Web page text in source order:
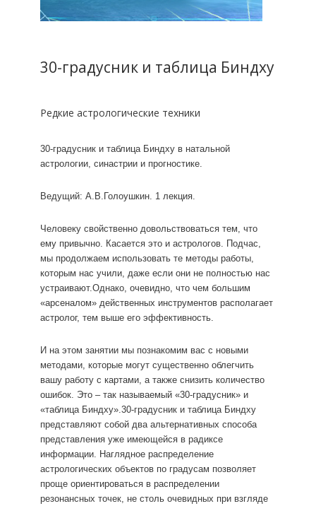
30-градусник и таблица Биндху
Редкие астрологические техники
30-градусник и таблица Биндху в натальной
астрологии, синастрии и прогностике.
Ведущий: А.В.Голоушкин. 1 лекция.
Человеку свойственно довольствоваться тем, что
ему привычно. Касается это и астрологов. Подчас,
мы продолжаем использовать те методы работы,
которым нас учили, даже если они не полностью нас
устраивают.Однако, очевидно, что чем большим
«арсеналом» действенных инструментов располагает
астролог, тем выше его эффективность.
И на этом занятии мы познакомим вас с новыми
методами, которые могут существенно облегчить
вашу работу с картами, а также снизить количество
ошибок. Это – так называемый «30-градусник» и
«таблица Биндху».30-градусник и таблица Биндху
представляют собой два альтернативных способа
представления уже имеющейся в радиксе
информации. Наглядное распределение
астрологических объектов по градусам позволяет
проще ориентироваться в распределении
резонансных точек, не столь очевидных при взгляде